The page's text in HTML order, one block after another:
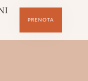
PRENOTA